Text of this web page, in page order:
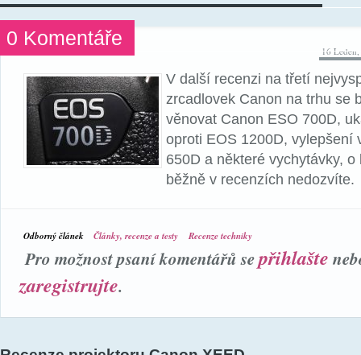
16
0 Komentáře
V další recenzi na třetí
zrcadlovek Canon na trhu se
věnovat Canon ESO 700D,
oproti EOS 1200D, vylepšení
650D a některé vychytávky, o
běžně v recenzích nedozvíte.
Odborný článek Články, recenze a testy Recenze techniky
Pro možnost psaní komentářů sepřihlašte
zaregistrujte.